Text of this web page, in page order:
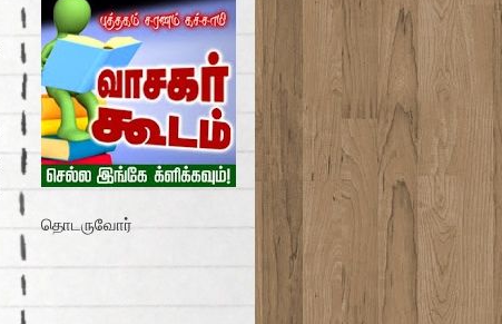
தொடருவோர்